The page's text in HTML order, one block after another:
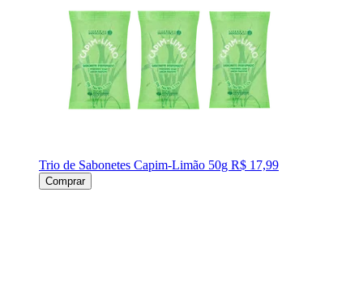
Trio de Sabonetes Capim-Limão 50g R$ 17,99
Comprar